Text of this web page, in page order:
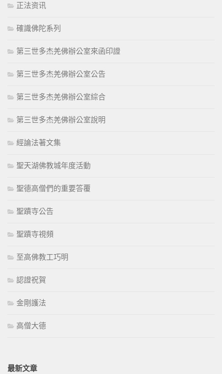
正法资讯
確識佛陀系列
第三世多杰羌佛辦公室來函印證
第三世多杰羌佛辦公室公告
第三世多杰羌佛辦公室綜合
第三世多杰羌佛辦公室說明
經論法著文集
聖天湖佛教城年度活動
聖德高僧們的重要答覆
聖蹟寺公告
聖蹟寺視頻
至高佛教工巧明
認證祝賀
金剛護法
高僧大德
最新文章